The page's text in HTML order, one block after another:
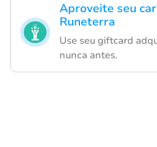
Aproveite seu
Runeterra
Use seu giftcard
nunca antes.